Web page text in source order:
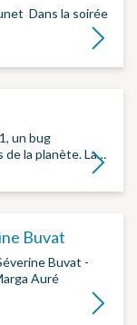
Dans la soirée
Lire la
un bug
de la planète. La…
Lire la
Buvat
Buvat
Auré
Lire la